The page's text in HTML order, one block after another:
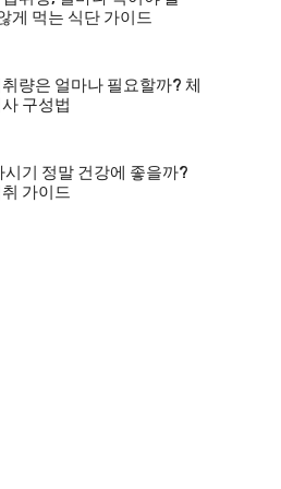
게 먹는 식단 가이드
량은 얼마나 필요할까? 체
구성법
시기 정말 건강에 좋을까?
가이드